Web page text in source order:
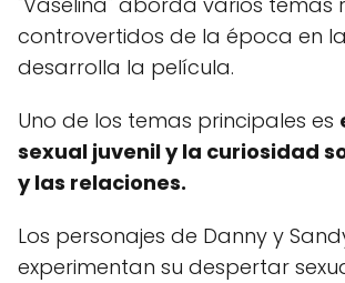
controvertidos de la época en
desarrolla la película.
Uno de los temas principales es
sexual juvenil y la curiosidad
y las relaciones.
Los personajes de Danny y
experimentan su despertar